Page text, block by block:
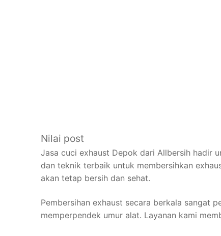
Nilai post
Jasa cuci exhaust Depok dari Allbersih hadir
dan teknik terbaik untuk membersihkan
akan tetap bersih dan sehat.
Pembersihan exhaust secara berkala sangat
memperpendek umur alat. Layanan kami